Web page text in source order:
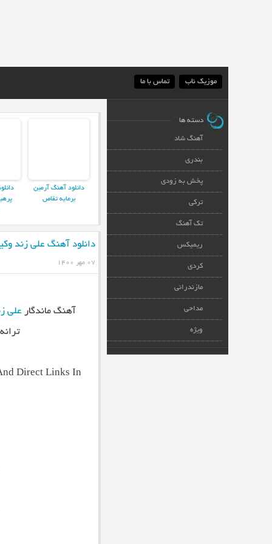
موزیک ناب تماس با ما
دانلود آهنگ آرمین
برمایه تقاص
دانلود آهنگ علی زند
۰۷ مهر ۱۴۰۰
آهنگ ماندگارعلی
Direct Links In
دسته ها
آهنگ شاد
بندری
پخش به زودی
ترکی
تک آهنگ
ریمیکس
کردی
مازندرانی
مداحی
ویژه